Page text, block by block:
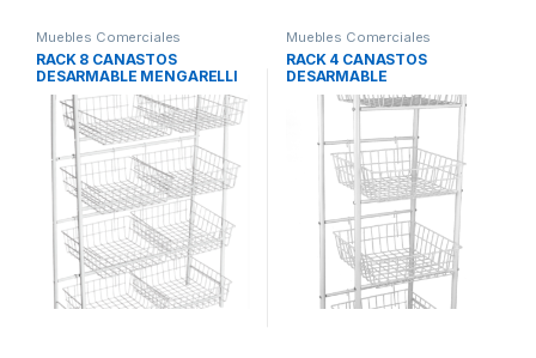
Muebles Comerciales
RACK 8 CANASTOS
DESARMABLE MENGARELLI
Muebles Comerciales
RACK 4 CANASTOS
DESARMABLE